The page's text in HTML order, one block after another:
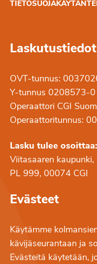
Laskutustiedot
OVT-tunnus:
Y-tunnus 0208573-0
Operaattori CGI
Operaattoritunnus:
Lasku tulee osoittaa:
Viitasaaren kaupunki,
PL 999, 00074 CGI
Evästeet
Käytämme
kävijäseurantaan ja
Evästeitä käytetään,